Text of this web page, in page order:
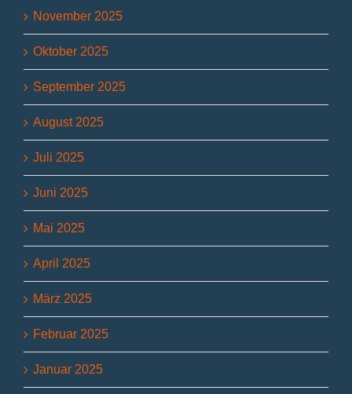
November 2025
Oktober 2025
September 2025
August 2025
Juli 2025
Juni 2025
Mai 2025
April 2025
März 2025
Februar 2025
Januar 2025